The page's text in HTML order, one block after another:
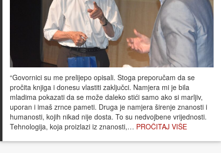
“Govornici su me prelijepo opisali. Stoga preporučam da se
pročita knjiga i donesu vlastiti zaključci. Namjera mi je bila
mladima pokazati da se može daleko stići samo ako si marljiv,
uporan i imaš zrnce pameti. Druga je namjera širenje znanosti i
humanosti, kojih nikad nije dosta. To su nedvojbene vrijednosti.
Tehnologija, koja proizlazi iz znanosti,… PROČITAJ VIŠE